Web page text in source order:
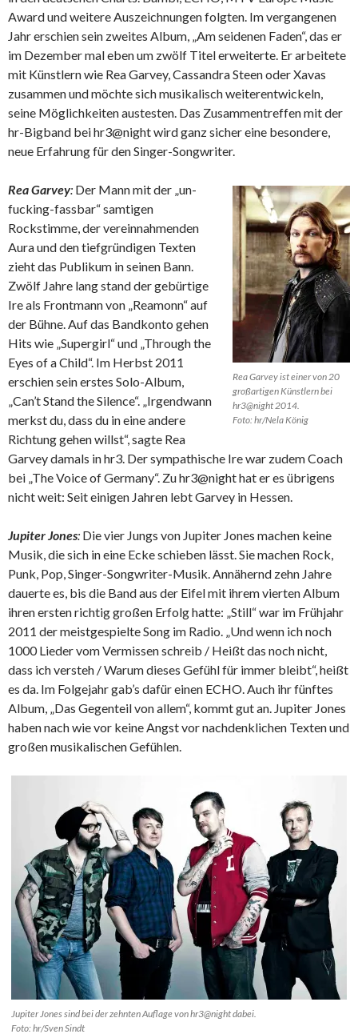
Award und weitere Auszeichnungen folgten. Im vergangenen
Jahr erschien sein zweites Album, „Am seidenen Faden“, das er
im Dezember mal eben um zwölf Titel erweiterte. Er arbeitete
mit Künstlern wie Rea Garvey, Cassandra Steen oder Xavas
zusammen und möchte sich musikalisch weiterentwickeln,
seine Möglichkeiten austesten. Das Zusammentreffen mit der
hr-Bigband bei hr3@night wird ganz sicher eine besondere,
neue Erfahrung für den Singer-Songwriter.
Rea Garvey ist einer von 20
großartigen Künstlern bei
hr3@night 2014.
Foto: hr/Nela König
Rea Garvey: Der Mann mit der „un-
fucking-fassbar“ samtigen
Rockstimme, der vereinnahmenden
Aura und den tiefgründigen Texten
zieht das Publikum in seinen Bann.
Zwölf Jahre lang stand der gebürtige
Ire als Frontmann von „Reamonn“ auf
der Bühne. Auf das Bandkonto gehen
Hits wie „Supergirl“ und „Through the
Eyes of a Child“. Im Herbst 2011
erschien sein erstes Solo-Album,
„Can’t Stand the Silence“. „Irgendwann
merkst du, dass du in eine andere
Richtung gehen willst“, sagte Rea
Garvey damals in hr3. Der sympathische Ire war zudem Coach
bei „The Voice of Germany“. Zu hr3@night hat er es übrigens
nicht weit: Seit einigen Jahren lebt Garvey in Hessen.
Jupiter Jones: Die vier Jungs von Jupiter Jones machen keine
Musik, die sich in eine Ecke schieben lässt. Sie machen Rock,
Punk, Pop, Singer-Songwriter-Musik. Annähernd zehn Jahre
dauerte es, bis die Band aus der Eifel mit ihrem vierten Album
ihren ersten richtig großen Erfolg hatte: „Still“ war im Frühjahr
2011 der meistgespielte Song im Radio. „Und wenn ich noch
1000 Lieder vom Vermissen schreib / Heißt das noch nicht,
dass ich versteh / Warum dieses Gefühl für immer bleibt“, heißt
es da. Im Folgejahr gab’s dafür einen ECHO. Auch ihr fünftes
Album, „Das Gegenteil von allem“, kommt gut an. Jupiter Jones
haben nach wie vor keine Angst vor nachdenklichen Texten und
großen musikalischen Gefühlen.
Jupiter Jones sind bei der zehnten Auflage von hr3@night dabei.
Foto: hr/Sven Sindt